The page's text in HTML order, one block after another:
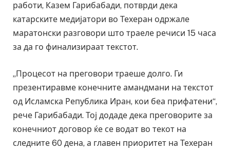
работи, Казем Гарибабади, потврди дека
катарските медијатори во Техеран одржале
маратонски разговори што траеле речиси 15 часа
за да го финализираат текстот.
„Процесот на преговори траеше долго. Ги
презентиравме конечните амандмани на текстот
од Исламска Република Иран, кои беа прифатени“,
рече Гарибабади. Тој додаде дека преговорите за
конечниот договор ќе се водат во текот на
следните 60 дена, а главен приоритет на Техеран